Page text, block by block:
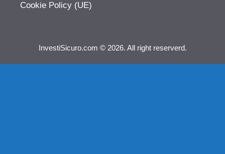
Cookie Policy (UE)
InvestiSicuro.com © 2026. All right reserverd.